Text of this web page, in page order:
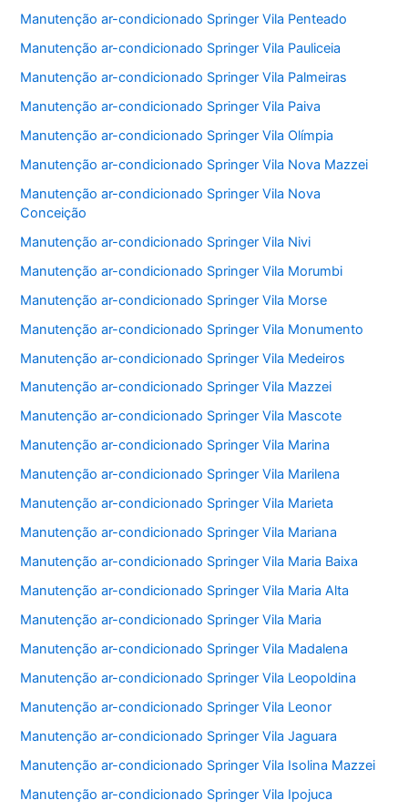
Manutenção ar-condicionado Springer Vila Penteado
Manutenção ar-condicionado Springer Vila Pauliceia
Manutenção ar-condicionado Springer Vila Palmeiras
Manutenção ar-condicionado Springer Vila Paiva
Manutenção ar-condicionado Springer Vila Olímpia
Manutenção ar-condicionado Springer Vila Nova Mazzei
Manutenção ar-condicionado Springer Vila Nova
Conceição
Manutenção ar-condicionado Springer Vila Nivi
Manutenção ar-condicionado Springer Vila Morumbi
Manutenção ar-condicionado Springer Vila Morse
Manutenção ar-condicionado Springer Vila Monumento
Manutenção ar-condicionado Springer Vila Medeiros
Manutenção ar-condicionado Springer Vila Mazzei
Manutenção ar-condicionado Springer Vila Mascote
Manutenção ar-condicionado Springer Vila Marina
Manutenção ar-condicionado Springer Vila Marilena
Manutenção ar-condicionado Springer Vila Marieta
Manutenção ar-condicionado Springer Vila Mariana
Manutenção ar-condicionado Springer Vila Maria Baixa
Manutenção ar-condicionado Springer Vila Maria Alta
Manutenção ar-condicionado Springer Vila Maria
Manutenção ar-condicionado Springer Vila Madalena
Manutenção ar-condicionado Springer Vila Leopoldina
Manutenção ar-condicionado Springer Vila Leonor
Manutenção ar-condicionado Springer Vila Jaguara
Manutenção ar-condicionado Springer Vila Isolina Mazzei
Manutenção ar-condicionado Springer Vila Ipojuca